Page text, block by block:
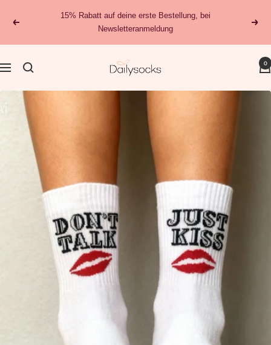
zumZurück
15% Rabatt auf deine erste Bestellung, bei
Newsletteranmeldung
Navigation
dailysocks.berlin 0